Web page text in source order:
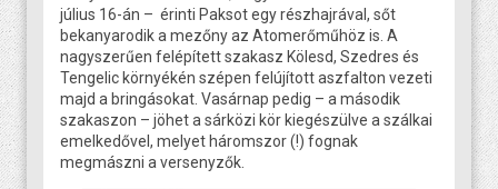
július 16-án – érinti Paksot egy részhajrával, sőt
bekanyarodik a mezőny az Atomerőműhöz is. A
nagyszerűen felépített szakasz Kölesd, Szedres és
Tengelic környékén szépen felújított aszfalton vezeti
majd a bringásokat. Vasárnap pedig – a második
szakaszon – jöhet a sárközi kör kiegészülve a szálkai
emelkedővel, melyet háromszor (!) fognak
megmászni a versenyzők.